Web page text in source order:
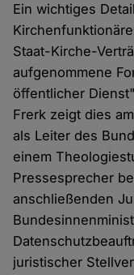
Ein wichtiges
Staat-Kirche-
aufgenommene
öffentlicher
Frerk zeigt dies
als Leiter des
einem
Pressesprecher
anschließenden
juristischer